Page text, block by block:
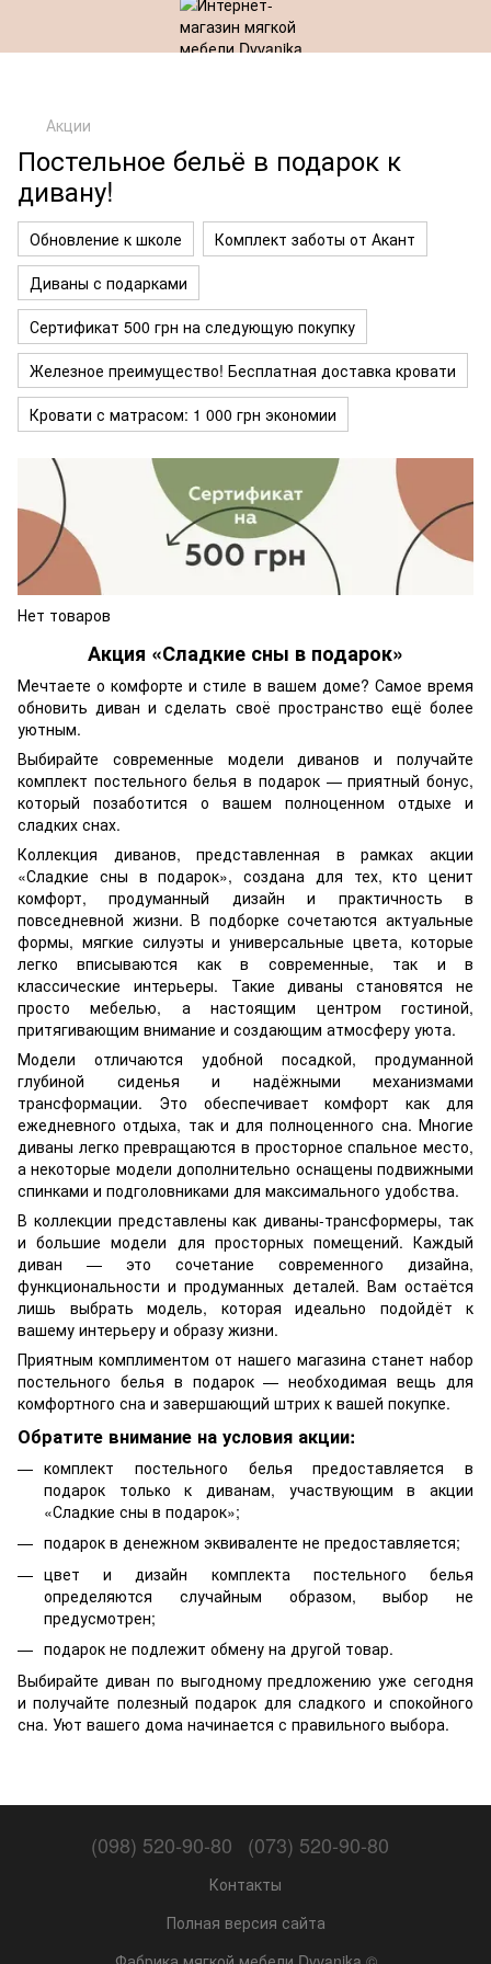
Акции
Постельное бельё в подарок к
дивану!
Обновление к школе
Комплект заботы от Акант
Диваны с подарками
Сертификат 500 грн на следующую покупку
Железное преимущество! Бесплатная доставка кровати
Кровати с матрасом: 1 000 грн экономии
Нет товаров
Акция «Сладкие сны в подарок»
Мечтаете о комфорте и стиле в вашем доме? Самое время
обновить диван и сделать своё пространство ещё более
уютным.
Выбирайте современные модели диванов и получайте
комплект постельного белья в подарок — приятный бонус,
который позаботится о вашем полноценном отдыхе и
сладких снах.
Коллекция диванов, представленная в рамках акции
«Сладкие сны в подарок», создана для тех, кто ценит
комфорт, продуманный дизайн и практичность в
повседневной жизни. В подборке сочетаются актуальные
формы, мягкие силуэты и универсальные цвета, которые
легко вписываются как в современные, так и в
классические интерьеры. Такие диваны становятся не
просто мебелью, а настоящим центром гостиной,
притягивающим внимание и создающим атмосферу уюта.
Модели отличаются удобной посадкой, продуманной
глубиной сиденья и надёжными механизмами
трансформации. Это обеспечивает комфорт как для
ежедневного отдыха, так и для полноценного сна. Многие
диваны легко превращаются в просторное спальное место,
а некоторые модели дополнительно оснащены подвижными
спинками и подголовниками для максимального удобства.
В коллекции представлены как диваны-трансформеры, так
и большие модели для просторных помещений. Каждый
диван — это сочетание современного дизайна,
функциональности и продуманных деталей. Вам остаётся
лишь выбрать модель, которая идеально подойдёт к
вашему интерьеру и образу жизни.
Приятным комплиментом от нашего магазина станет набор
постельного белья в подарок — необходимая вещь для
комфортного сна и завершающий штрих к вашей покупке.
Обратите внимание на условия акции:
комплект постельного белья предоставляется в
подарок только к диванам, участвующим в акции
«Сладкие сны в подарок»;
подарок в денежном эквиваленте не предоставляется;
цвет и дизайн комплекта постельного белья
определяются случайным образом, выбор не
предусмотрен;
подарок не подлежит обмену на другой товар.
Выбирайте диван по выгодному предложению уже сегодня
и получайте полезный подарок для сладкого и спокойного
сна. Уют вашего дома начинается с правильного выбора.
(098) 520-90-80 (073) 520-90-80
Контакты
Полная версия сайта